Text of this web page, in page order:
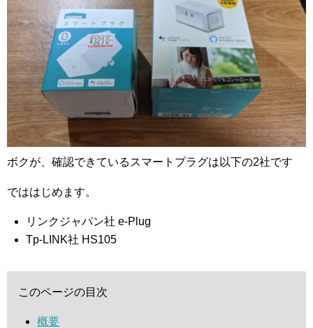
ボクが、確認できているスマートプラグは以下の2社です
でははじめます。
リンクジャパン社 e-Plug
Tp-LINK社 HS105
このページの目次
概要